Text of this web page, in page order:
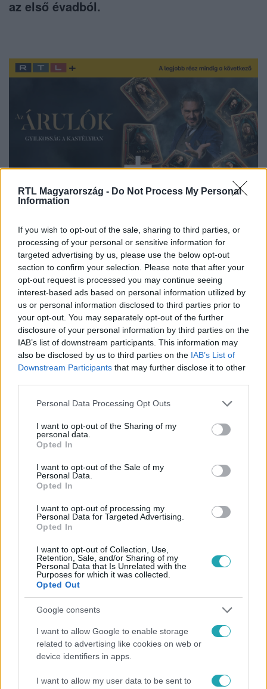
RTL Magyarország - Do Not Process My Personal
Information
If you wish to opt-out of the sale, sharing to third parties, or
processing of your personal or sensitive information for
targeted advertising by us, please use the below opt-out
section to confirm your selection. Please note that after your
opt-out request is processed you may continue seeing
interest-based ads based on personal information utilized by
us or personal information disclosed to third parties prior to
your opt-out. You may separately opt-out of the further
disclosure of your personal information by third parties on the
IAB’s list of downstream participants. This information may
also be disclosed by us to third parties on the IAB’s List of
Downstream Participants that may further disclose it to other
Please note that this website/app uses one or more Google
not limited to your visit or usage behaviour. You may click to
grant or deny consent to Google and its third-party tags to
use your data for below specified purposes in below Google
consent section.
Personal Data Processing Opt Outs
I want to opt-out of the Sharing of my
personal data.
Opted In
I want to opt-out of the Sale of my
Personal Data.
Opted In
I want to opt-out of processing my
Personal Data for Targeted Advertising.
Opted In
I want to opt-out of Collection, Use,
Retention, Sale, and/or Sharing of my
Personal Data that Is Unrelated with the
Purposes for which it was collected.
Opted Out
Google consents
I want to allow Google to enable storage
related to advertising like cookies on web or
device identifiers in apps.
I want to allow my user data to be sent to
az első évadból.
RTL+ felületén!
Itt állítsd be, hogy az RTL.hu az elsők között
legyen a Google-találatokban!
Kövess minket, és értesülj a friss hírekről a
Facebookon is!
AZ ÁRULÓK – GYILKOSSÁG A KASTÉLYBAN
EXTRA VIDEÓK #HEVÉR GÁBOR #VIDEÓ #RTL
GYILKOS MOHAI TAMÁS